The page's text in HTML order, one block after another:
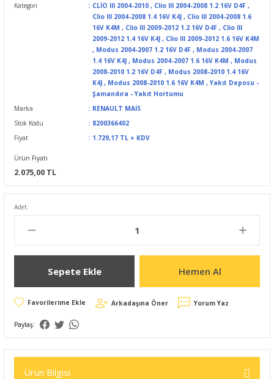
Kategori CLİO III 2004-2010 , Clio III 2004-2008 1.2 16V D4F ,
Clio III 2004-2008 1.4 16V K4J , Clio III 2004-2008 1.6
16V K4M , Clio III 2009-2012 1.2 16V D4F , Clio III
2009-2012 1.4 16V K4J , Clio III 2009-2012 1.6 16V K4M
, Modus 2004-2007 1.2 16V D4F , Modus 2004-2007
1.4 16V K4J , Modus 2004-2007 1.6 16V K4M , Modus
2008-2010 1.2 16V D4F , Modus 2008-2010 1.4 16V
K4J , Modus 2008-2010 1.6 16V K4M ,Yakıt Deposu -
Şamandıra - Yakıt Hortumu
Marka
RENAULT MAİS
Stok Kodu
8200366402
Fiyat
1.729,17 TL + KDV
Ürün Fiyatı
2.075,00 TL
Adet:
Sepete Ekle Hemen Al
Arkadaşına Öner Yorum Yaz
Paylaş:
Ürün Bilgisi